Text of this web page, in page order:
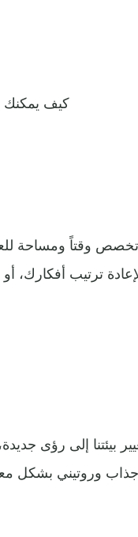
كيف يمكنك
وقتاً ومساحة
ترتيب
بيئتنا إلى رؤى